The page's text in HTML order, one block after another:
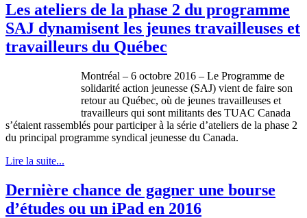
Les ateliers de la phase 2 du programme
SAJ dynamisent les jeunes travailleuses et
travailleurs du Québec
Montréal – 6 octobre 2016 – Le Programme de
solidarité action jeunesse (SAJ) vient de faire son
retour au Québec, où de jeunes travailleuses et
travailleurs qui sont militants des TUAC Canada
s’étaient rassemblés pour participer à la série d’ateliers de la phase 2
du principal programme syndical jeunesse du Canada.
Lire la suite...
Dernière chance de gagner une bourse
d’études ou un iPad en 2016